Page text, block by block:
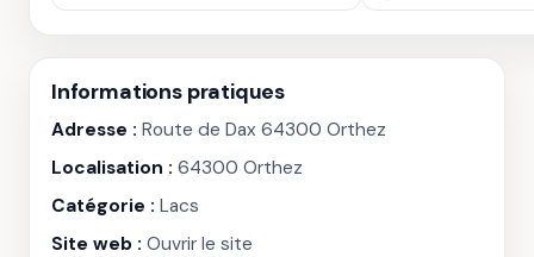
Informations pratiques
Adresse : Route de Dax 64300 Orthez
Localisation : 64300 Orthez
Catégorie : Lacs
Site web : Ouvrir le site